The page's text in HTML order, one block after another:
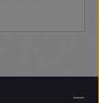
fólia, kárpit